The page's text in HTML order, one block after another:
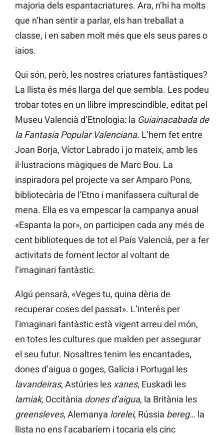
majoria dels espantacriatures. Ara, n’hi ha molts
que n’han sentir a parlar, els han treballat a
classe, i en saben molt més que els seus pares o
iaios.
Qui són, però, les nostres criatures fantàstiques?
La llista és més llarga del que sembla. Les podeu
trobar totes en un llibre imprescindible, editat pel
Museu Valencià d’Etnologia: la Guiainacabada de
la Fantasia Popular Valenciana. L’hem fet entre
Joan Borja, Víctor Labrado i jo mateix, amb les
il·lustracions màgiques de Marc Bou. La
inspiradora pel projecte va ser Amparo Pons,
bibliotecària de l’Etno i manifassera cultural de
mena. Ella es va empescar la campanya anual
«Espanta la por», on participen cada any més de
cent biblioteques de tot el País Valencià, per a fer
activitats de foment lector al voltant de
l’imaginari fantàstic.
Algú pensarà, «Veges tu, quina dèria de
recuperar coses del passat». L’interés per
l’imaginari fantàstic està vigent arreu del món,
en totes les cultures que malden per assegurar
el seu futur. Nosaltres tenim les encantades,
dones d’aigua o goges, Galícia i Portugal les
lavandeiras, Astúries les xanes, Euskadi les
lamiak, Occitània dones d’aigua, la Britània les
greensleves, Alemanya lorelei, Rússia bereg… la
llista no ens l’acabaríem i tocaria els cinc